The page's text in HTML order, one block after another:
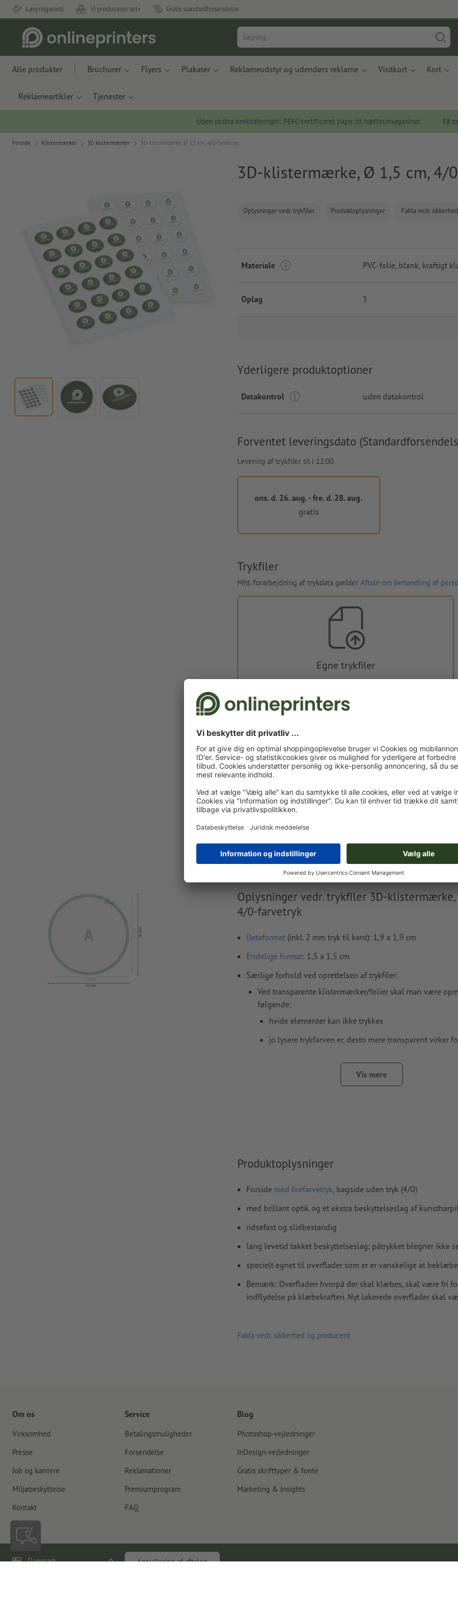
Lavprisgaranti Vi producerer selv Gratis standardforsendelse
Alle produkter Brochurer Flyers Plakater Reklameudstyr og udendørs reklame Visitkort Kort
Reklameartikler Tjenester
Uden ekstra omkostninger: PEFC-certificeret papir til hæfter/magasiner. Få
Forside Klistermærker 3D klistermærker 3D-klistermærke, Ø 1,5 cm, 4/0-farvetryk
3D-klistermærke, Ø 1,5 cm, 4/
Oplysninger vedr. trykfiler Produktoplysninger Fakta vedr.
Materiale PVC-folie, blank, kraftigt
Oplag 5
Yderligere produktoptioner
Datakontrol uden datakontrol
Forventet leveringsdato
Levering af trykfiler til i 12:00
ons. d. 26. aug. - fre. d. 28. aug.
gratis
Trykfiler
Mht. forarbejdning af trykdata gælder Aftale om behandling af
Egne trykfiler
Du kan uploade dine trykfiler før eller efter du afslutter
bestillingen.
Upload nu
Leveres ca.:
ons. d. 26. aug. - fre. d. 28. aug.
Oplysninger vedr. trykfiler 3D-klistermærke,
4/0-farvetryk
Dataformat (inkl. 2 mm tryk til kant): 1,9 x 1,9 cm
Endelige format: 1,5 x 1,5 cm
Særlige forhold ved oprettelsen af trykfiler:
Ved transparente klistermærker/folier skal man være
følgende:
hvide elementer kan ikke trykkes
jo lysere trykfarven er, desto mere transparent virker
skal integreres helt eller konverteres til kurver
farvetilstand:CMYK, FOGRA51 (PSO Coated v3) til bestrøget
FOGRA52 (PSO Uncoated v3 FOGRA52) til ubestrøget papir
Vi kontrollerer ikke for stavefejl og/eller typografiske fejl
Vi kontrollerer ikkeovertrykningsindstillingerne
Kommentarerslettes og trykkes ikke
Formularfeltetsindhold vil blive trykt
Vis mere
Produktoplysninger
Forside med firefarvetryk, bagside uden tryk (4/0)
med brillant optik og et ekstra beskyttelseslag af
ridsefast og slidbestandig
lang levetid takket beskyttelseslag; påtrykket blegner ikke
specielt egnet til overflader som er er vanskelige at
Bemærk: Overfladen hvorpå der skal klæbes, skal være fri
indflydelse på klæbekraften. Nyt lakerede overflader skal
Fakta vedr. sikkerhed og producent
Om os
Virksomhed
Presse
Job og karriere
Miljøbeskyttelse
Kontakt
Service
Betalingsmuligheder
Forsendelse
Reklamationer
Premiumprogram
FAQ
Blog
Photoshop-vejledninger
InDesign-vejledninger
Gratis skrifttyper & fonte
Marketing & Insights
Danmark Annullering af aftalen